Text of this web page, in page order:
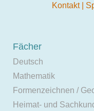
Kontakt
Fächer
Deutsch
Mathematik
Formenzeichnen /
Heimat- und